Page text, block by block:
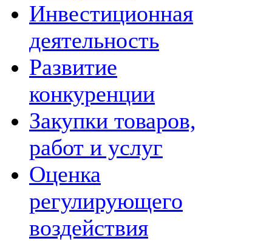
Инвестиционная
деятельность
Развитие
конкуренции
Закупки товаров,
работ и услуг
Оценка
регулирующего
воздействия